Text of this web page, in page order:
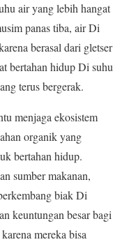
air yang lebih hangat
panas tiba, air Di
berasal dari gletser
bertahan hidup Di suhu
terus bergerak.
menjaga ekosistem
organik yang
bertahan hidup.
sumber makanan,
biak Di
keuntungan besar bagi
mereka bisa